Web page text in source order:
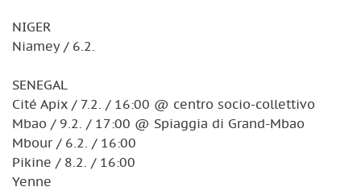
NIGER
Niamey / 6.2.
SENEGAL
Cité Apix / 7.2. / 16:00 @ centro socio-collettivo
Mbao / 9.2. / 17:00 @ Spiaggia di Grand-Mbao
Mbour / 6.2. / 16:00
Pikine / 8.2. / 16:00
Yenne